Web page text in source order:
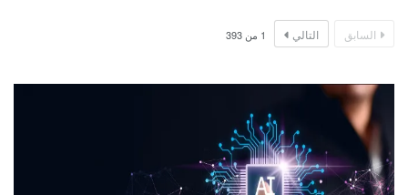
السابق التالي 1 من 393